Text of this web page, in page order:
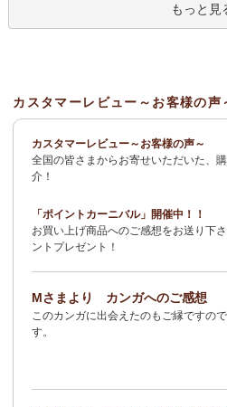
3/11：リボン付きブラウス アレンジ
3/11：イレギュラーヘム タックスカー
イクオリティ◇で仕立てた新作登場
2/4： 長財布L字ファスナー～キテンゲ
2/3： キテンゲ本革 名刺ケース～キ
仕立てた新作登場！『ニッポンの技×
2/3： オトナの多機能リュック～キテ
ハイクオリティ◇で仕立てた新作登
の色』
もっと見
カスタマーレビュー～お客様の声
カスタマーレビュー～お客様の声～
全国の皆さまからお寄せいただいた、
介！
「ポイントカーニバル」開催中！！
お買い上げ商品へのご感想をお送り下
ントプレゼント！
Mさまより カンガへのご感想
このカンガに出会えたのもご縁ですの
す。